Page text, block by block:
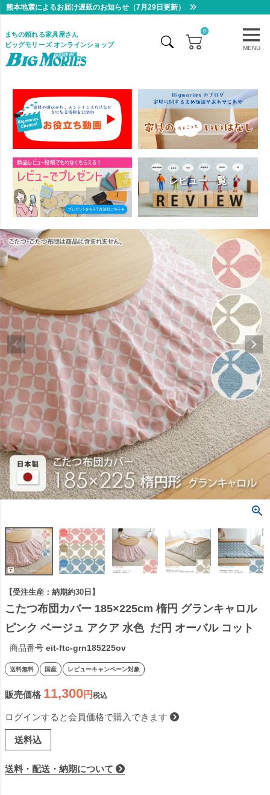
熊本地震によるお届け遅延のお知らせ（7月29日更新）
MENU
まちの頼れる家具屋さん
ビッグモリーズ オンラインショップ
0
レビュー一覧
【受注生産：納期約30日】
こたつ布団カバー 185×225cm 楕円 グランキャロル
ピンク ベージュ アクア 水色  だ円 オーバル コット
ン 綿100％ こたつカバー コタツカバー コタツ布団カ
バー 北欧 国産 おしゃれ 日本製 ※布団別売
商品番号 eit-ftc-grn185225ov
送料無料 国産 レビューキャンペーン対象
販売価格 11,300 税込
ログインすると会員価格で購入できます
送料込
送料・配送・納期について